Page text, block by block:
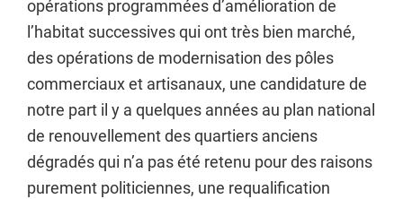
opérations programmées d’amélioration de
l’habitat successives qui ont très bien marché,
des opérations de modernisation des pôles
commerciaux et artisanaux, une candidature de
notre part il y a quelques années au plan national
de renouvellement des quartiers anciens
dégradés qui n’a pas été retenu pour des raisons
purement politiciennes, une requalification